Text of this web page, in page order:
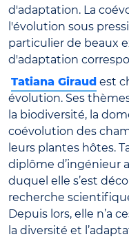
d'adaptation. La
l'évolution sous
particulier de beaux
d'adaptation
Tatiana Giraud est
évolution. Ses
la biodiversité, la
coévolution des
leurs plantes hôtes.
diplôme d’ingénieur
duquel elle s’est
recherche
Depuis lors, elle n’a
la diversité et